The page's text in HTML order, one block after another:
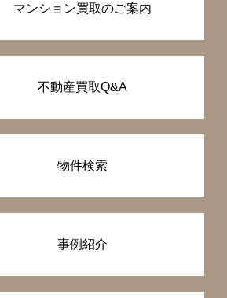
マンション買取のご案内
不動産買取Q&A
物件検索
事例紹介